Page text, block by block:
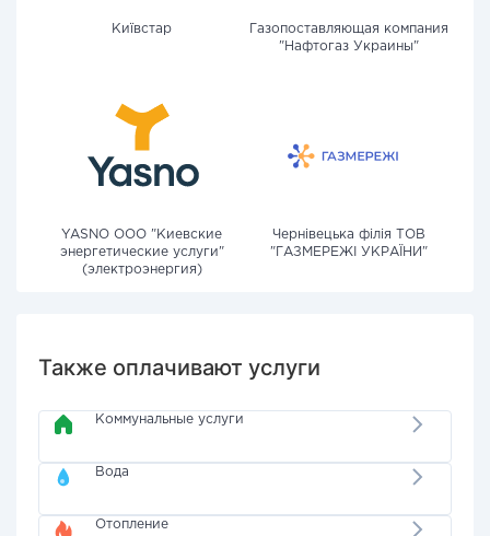
Київстар
Газопоставляющая компания
"Нафтогаз Украины"
YASNO OOO "Киевские
энергетические услуги"
(электроэнергия)
Чернівецька філія ТОВ
"ГАЗМЕРЕЖІ УКРАЇНИ"
Также оплачивают услуги
Коммунальные услуги
Вода
Отопление